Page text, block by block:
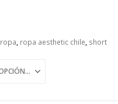
ropa, ropa aesthetic chile, short